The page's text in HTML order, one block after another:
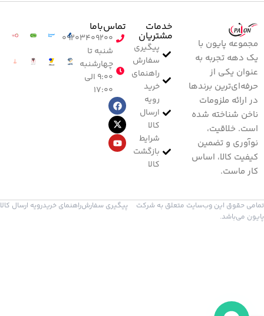
مجموعه پایون با
یک دهه تجربه به
عنوان یکی از
حرفه‌ای‌ترین برندها
در ارائه ملزومات
ناخن شناخته شده
است. خلاقیت،
نوآوری و تضمین
کیفیت کالا، اساس
کار ماست.
خدمات
مشتریان
پیگیری
سفارش
راهنمای
خرید
رویه
ارسال
کالا
شرایط
بازگشت
کالا
تماس‌با‌ما
۰۹۲۰۳۴۰۹۲۰۰
شنبه تا
چهارشنبه
۹:۰۰ الی
۱۷:۰۰
تمامی حقوق این وب‌سایت متعلق به شرکت
پایون می‌باشد.
پیگیری سفارشراهنمای خریدرویه ارسال کالا